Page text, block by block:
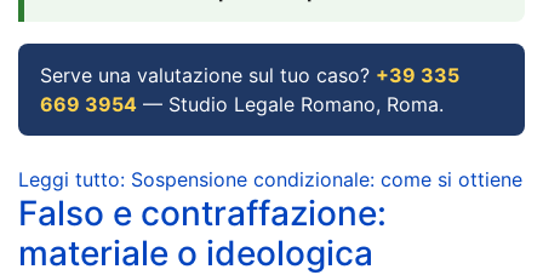
Serve una valutazione sul tuo caso? +39 335
669 3954 — Studio Legale Romano, Roma.
Leggi tutto: Sospensione condizionale: come si ottiene
Falso e contraffazione:
materiale o ideologica